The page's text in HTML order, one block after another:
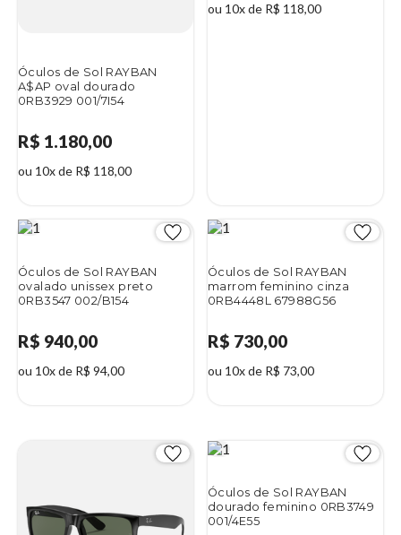
Óculos de Sol RAYBAN
A$AP oval dourado
0RB3929 001/7I54
R$ 1.180,00
ou 10x de R$ 118,00
ou 10x de R$ 118,00
Óculos de Sol RAYBAN
ovalado unissex preto
0RB3547 002/B154
R$ 940,00
ou 10x de R$ 94,00
Óculos de Sol RAYBAN
marrom feminino cinza
0RB4448L 67988G56
R$ 730,00
ou 10x de R$ 73,00
Óculos de Sol RAYBAN
dourado feminino 0RB3749
001/4E55